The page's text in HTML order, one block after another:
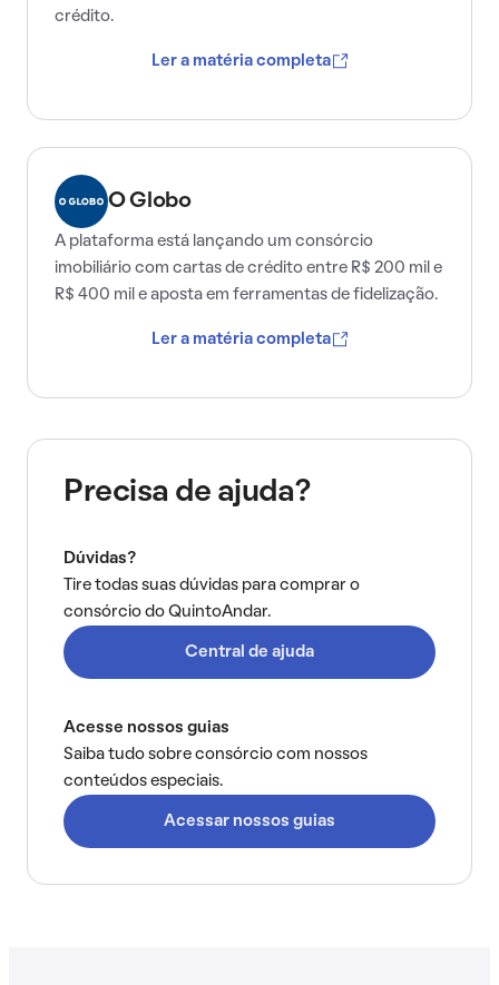
crédito.
Ler a matéria completa
O Globo
A plataforma está lançando um consórcio
imobiliário com cartas de crédito entre R$ 200 mil e
R$ 400 mil e aposta em ferramentas de fidelização.
Ler a matéria completa
Precisa de ajuda?
Dúvidas?
Tire todas suas dúvidas para comprar o
consórcio do QuintoAndar.
Central de ajuda
Acesse nossos guias
Saiba tudo sobre consórcio com nossos
conteúdos especiais.
Acessar nossos guias